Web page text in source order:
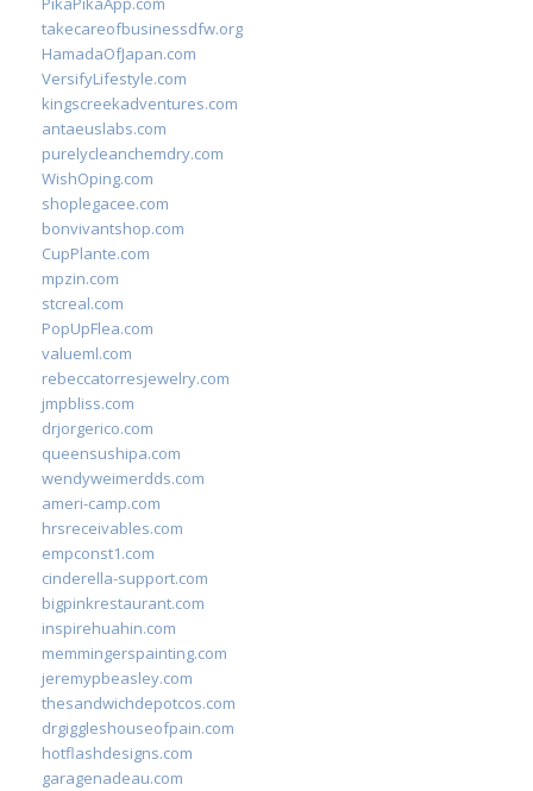
takecareofbusinessdfw.org
HamadaOfJapan.com
VersifyLifestyle.com
kingscreekadventures.com
antaeuslabs.com
purelycleanchemdry.com
WishOping.com
shoplegacee.com
bonvivantshop.com
CupPlante.com
mpzin.com
stcreal.com
PopUpFlea.com
valueml.com
rebeccatorresjewelry.com
jmpbliss.com
drjorgerico.com
queensushipa.com
wendyweimerdds.com
ameri-camp.com
hrsreceivables.com
empconst1.com
cinderella-support.com
bigpinkrestaurant.com
inspirehuahin.com
memmingerspainting.com
jeremypbeasley.com
thesandwichdepotcos.com
drgiggleshouseofpain.com
hotflashdesigns.com
garagenadeau.com